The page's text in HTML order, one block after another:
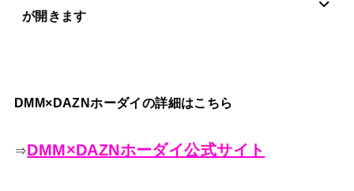
が開きます
DMM×DAZNホーダイの詳細はこちら
⇒DMM×DAZNホーダイ公式サイト